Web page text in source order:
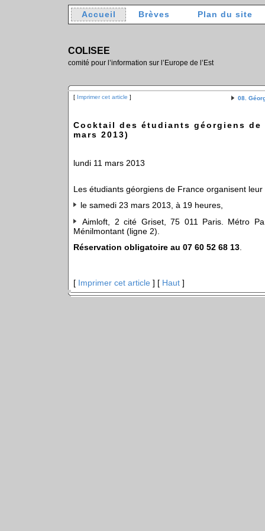
Accueil Brèves Plan du site
COLISEE
comité pour l’information sur l’Europe de l’Est
[ Imprimer cet article ] 08.
Cocktail des étudiants géorgiens de
mars 2013)
lundi 11 mars 2013
Les étudiants géorgiens de France organisent leur
le samedi 23 mars 2013, à 19 heures,
Aimloft, 2 cité Griset, 75 011 Paris. Métro
Ménilmontant (ligne 2).
Réservation obligatoire au 07 60 52 68 13
[ Imprimer cet article ] [ Haut ]